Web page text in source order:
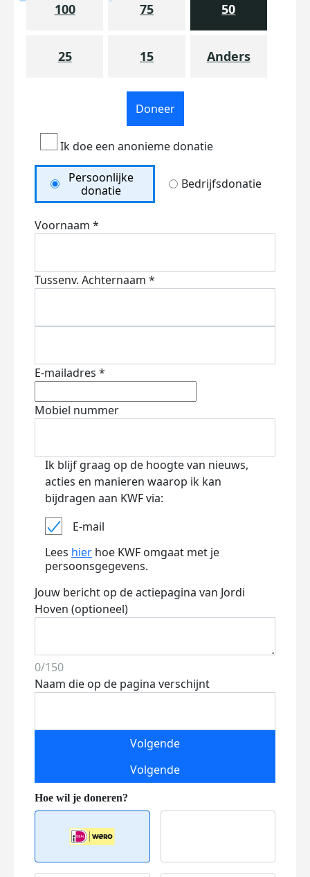
100 75 50
25 15 Anders
Doneer
Ik doe een anonieme donatie
Persoonlijke
donatie
Bedrijfsdonatie
Voornaam *
Tussenv. Achternaam *
E-mailadres *
Mobiel nummer
Ik blijf graag op de hoogte van nieuws,
acties en manieren waarop ik kan
bijdragen aan KWF via:
E-mail
Lees hier hoe KWF omgaat met je
persoonsgegevens.
Jouw bericht op de actiepagina van Jordi
Hoven (optioneel)
0/150
Naam die op de pagina verschijnt
Volgende
Volgende